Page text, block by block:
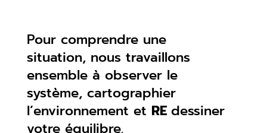
Pour comprendre une
situation, nous travaillons
ensemble à observer le
système, cartographier
l’environnement et RE dessiner
votre équilibre.